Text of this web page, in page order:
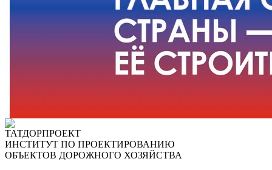
ТАТДОРПРОЕКТ
ИНСТИТУТ ПО ПРОЕКТИРОВАНИЮ
ОБЪЕКТОВ ДОРОЖНОГО ХОЗЯЙСТВА